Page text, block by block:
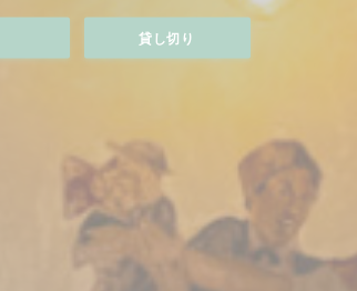
貸し切り